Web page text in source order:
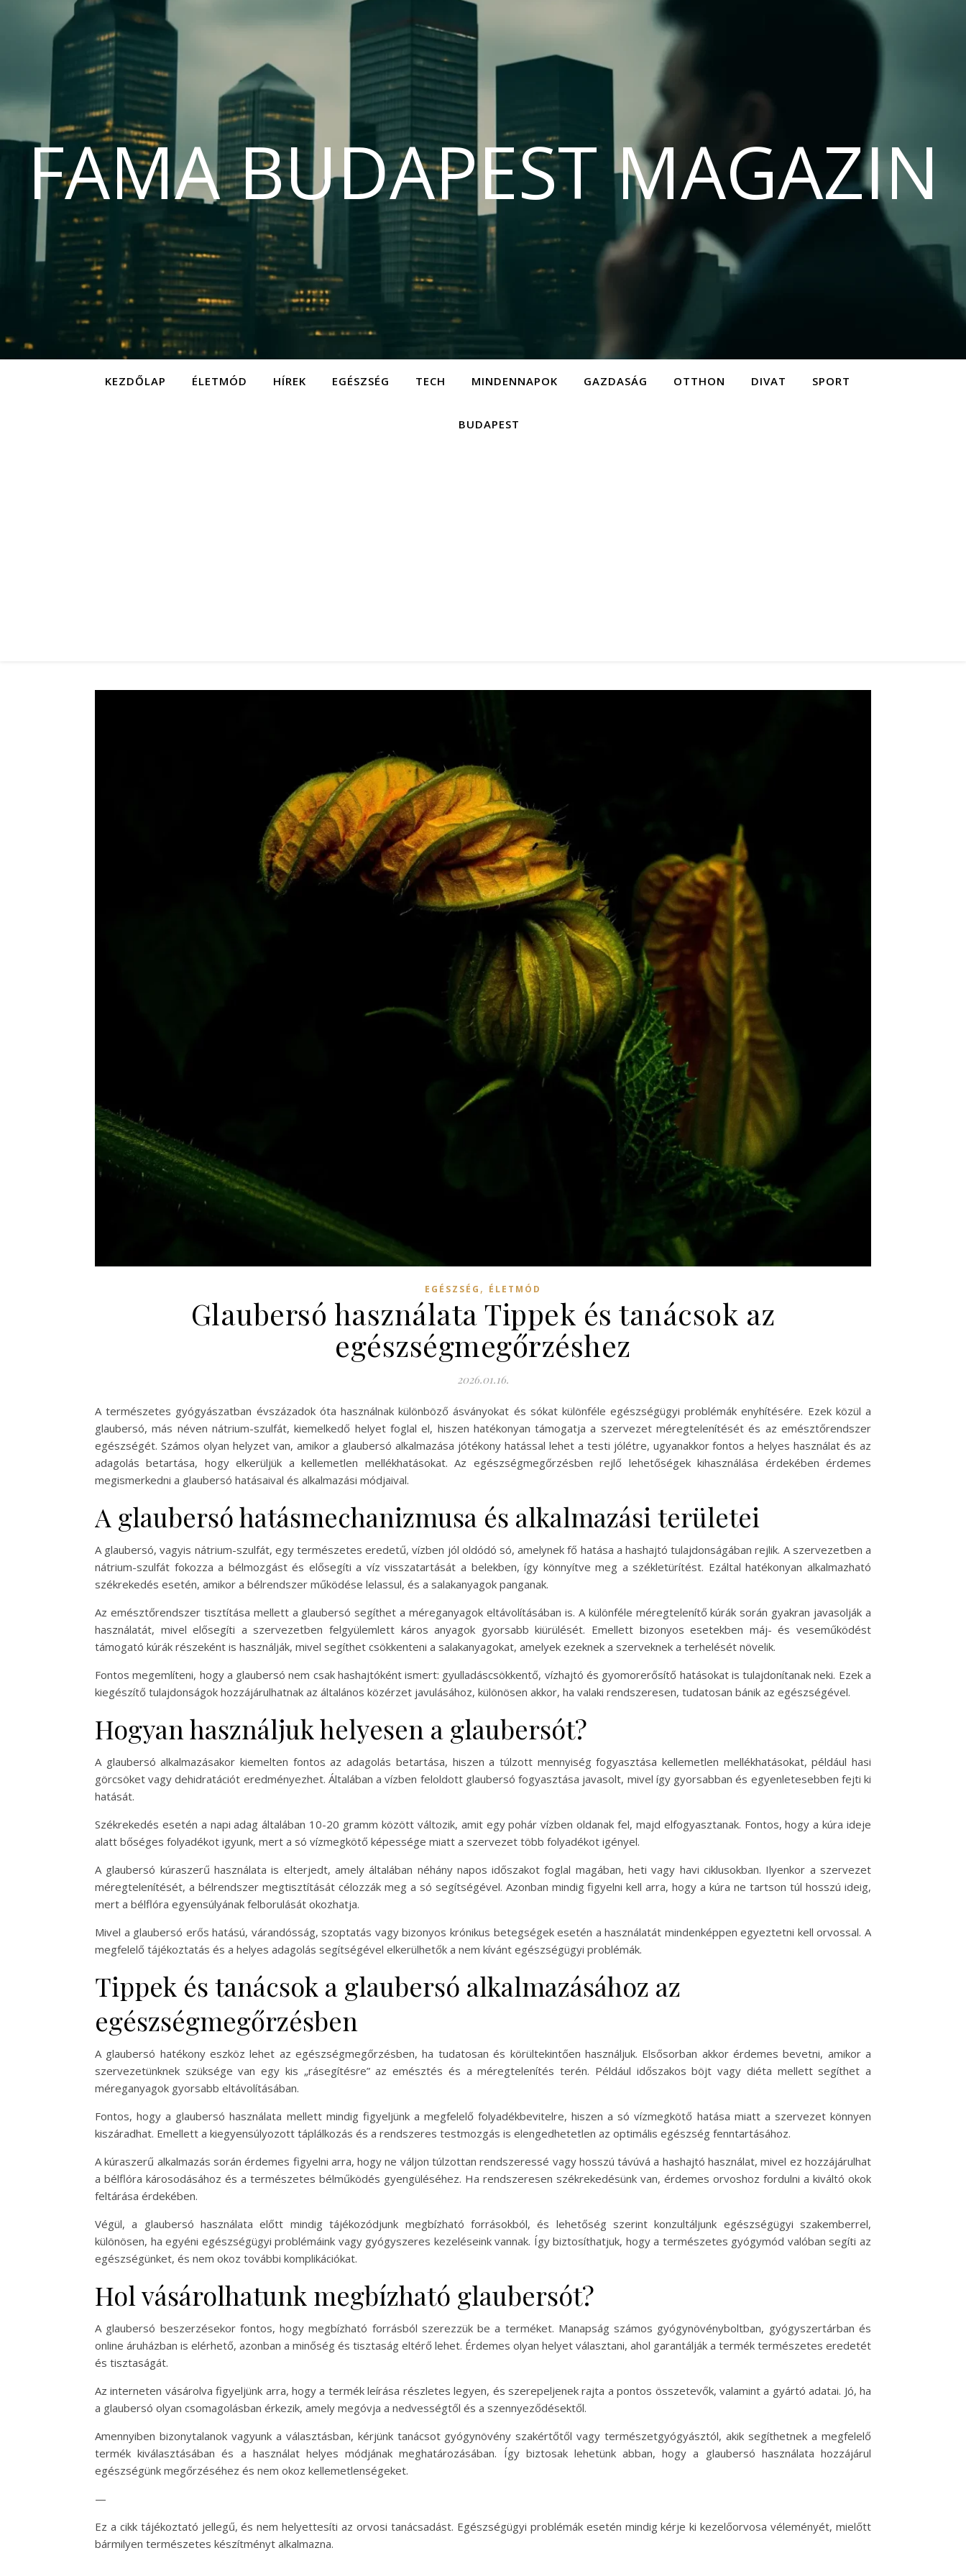
FAMA BUDAPEST MAGAZIN
KEZDŐLAP ÉLETMÓD HÍREK EGÉSZSÉG TECH MINDENNAPOK GAZDASÁG OTTHON DIVAT SPORT
BUDAPEST
EGÉSZSÉG , ÉLETMÓD
Glaubersó használata Tippek és tanácsok az
egészségmegőrzéshez
2026.01.16.
A természetes gyógyászatban évszázadok óta használnak különböző ásványokat és sókat különféle egészségügyi problémák enyhítésére. Ezek közül a
glaubersó, más néven nátrium-szulfát, kiemelkedő helyet foglal el, hiszen hatékonyan támogatja a szervezet méregtelenítését és az emésztőrendszer
egészségét. Számos olyan helyzet van, amikor a glaubersó alkalmazása jótékony hatással lehet a testi jólétre, ugyanakkor fontos a helyes használat és az
adagolás betartása, hogy elkerüljük a kellemetlen mellékhatásokat. Az egészségmegőrzésben rejlő lehetőségek kihasználása érdekében érdemes
megismerkedni a glaubersó hatásaival és alkalmazási módjaival.
A glaubersó hatásmechanizmusa és alkalmazási területei
A glaubersó, vagyis nátrium-szulfát, egy természetes eredetű, vízben jól oldódó só, amelynek fő hatása a hashajtó tulajdonságában rejlik. A szervezetben a
nátrium-szulfát fokozza a bélmozgást és elősegíti a víz visszatartását a belekben, így könnyítve meg a székletürítést. Ezáltal hatékonyan alkalmazható
székrekedés esetén, amikor a bélrendszer működése lelassul, és a salakanyagok panganak.
Az emésztőrendszer tisztítása mellett a glaubersó segíthet a méreganyagok eltávolításában is. A különféle méregtelenítő kúrák során gyakran javasolják a
használatát, mivel elősegíti a szervezetben felgyülemlett káros anyagok gyorsabb kiürülését. Emellett bizonyos esetekben máj- és veseműködést
támogató kúrák részeként is használják, mivel segíthet csökkenteni a salakanyagokat, amelyek ezeknek a szerveknek a terhelését növelik.
Fontos megemlíteni, hogy a glaubersó nem csak hashajtóként ismert: gyulladáscsökkentő, vízhajtó és gyomorerősítő hatásokat is tulajdonítanak neki. Ezek a
kiegészítő tulajdonságok hozzájárulhatnak az általános közérzet javulásához, különösen akkor, ha valaki rendszeresen, tudatosan bánik az egészségével.
Hogyan használjuk helyesen a glaubersót?
A glaubersó alkalmazásakor kiemelten fontos az adagolás betartása, hiszen a túlzott mennyiség fogyasztása kellemetlen mellékhatásokat, például hasi
görcsöket vagy dehidratációt eredményezhet. Általában a vízben feloldott glaubersó fogyasztása javasolt, mivel így gyorsabban és egyenletesebben fejti ki
hatását.
Székrekedés esetén a napi adag általában 10-20 gramm között változik, amit egy pohár vízben oldanak fel, majd elfogyasztanak. Fontos, hogy a kúra ideje
alatt bőséges folyadékot igyunk, mert a só vízmegkötő képessége miatt a szervezet több folyadékot igényel.
A glaubersó kúraszerű használata is elterjedt, amely általában néhány napos időszakot foglal magában, heti vagy havi ciklusokban. Ilyenkor a szervezet
méregtelenítését, a bélrendszer megtisztítását célozzák meg a só segítségével. Azonban mindig figyelni kell arra, hogy a kúra ne tartson túl hosszú ideig,
mert a bélflóra egyensúlyának felborulását okozhatja.
Mivel a glaubersó erős hatású, várandósság, szoptatás vagy bizonyos krónikus betegségek esetén a használatát mindenképpen egyeztetni kell orvossal. A
megfelelő tájékoztatás és a helyes adagolás segítségével elkerülhetők a nem kívánt egészségügyi problémák.
Tippek és tanácsok a glaubersó alkalmazásához az
egészségmegőrzésben
A glaubersó hatékony eszköz lehet az egészségmegőrzésben, ha tudatosan és körültekintően használjuk. Elsősorban akkor érdemes bevetni, amikor a
szervezetünknek szüksége van egy kis „rásegítésre” az emésztés és a méregtelenítés terén. Például időszakos böjt vagy diéta mellett segíthet a
méreganyagok gyorsabb eltávolításában.
Fontos, hogy a glaubersó használata mellett mindig figyeljünk a megfelelő folyadékbevitelre, hiszen a só vízmegkötő hatása miatt a szervezet könnyen
kiszáradhat. Emellett a kiegyensúlyozott táplálkozás és a rendszeres testmozgás is elengedhetetlen az optimális egészség fenntartásához.
A kúraszerű alkalmazás során érdemes figyelni arra, hogy ne váljon túlzottan rendszeressé vagy hosszú távúvá a hashajtó használat, mivel ez hozzájárulhat
a bélflóra károsodásához és a természetes bélműködés gyengüléséhez. Ha rendszeresen székrekedésünk van, érdemes orvoshoz fordulni a kiváltó okok
feltárása érdekében.
Végül, a glaubersó használata előtt mindig tájékozódjunk megbízható forrásokból, és lehetőség szerint konzultáljunk egészségügyi szakemberrel,
különösen, ha egyéni egészségügyi problémáink vagy gyógyszeres kezeléseink vannak. Így biztosíthatjuk, hogy a természetes gyógymód valóban segíti az
egészségünket, és nem okoz további komplikációkat.
Hol vásárolhatunk megbízható glaubersót?
A glaubersó beszerzésekor fontos, hogy megbízható forrásból szerezzük be a terméket. Manapság számos gyógynövényboltban, gyógyszertárban és
online áruházban is elérhető, azonban a minőség és tisztaság eltérő lehet. Érdemes olyan helyet választani, ahol garantálják a termék természetes eredetét
és tisztaságát.
Az interneten vásárolva figyeljünk arra, hogy a termék leírása részletes legyen, és szerepeljenek rajta a pontos összetevők, valamint a gyártó adatai. Jó, ha
a glaubersó olyan csomagolásban érkezik, amely megóvja a nedvességtől és a szennyeződésektől.
Amennyiben bizonytalanok vagyunk a választásban, kérjünk tanácsot gyógynövény szakértőtől vagy természetgyógyásztól, akik segíthetnek a megfelelő
termék kiválasztásában és a használat helyes módjának meghatározásában. Így biztosak lehetünk abban, hogy a glaubersó használata hozzájárul
egészségünk megőrzéséhez és nem okoz kellemetlenségeket.
—
Ez a cikk tájékoztató jellegű, és nem helyettesíti az orvosi tanácsadást. Egészségügyi problémák esetén mindig kérje ki kezelőorvosa véleményét, mielőtt
bármilyen természetes készítményt alkalmazna.